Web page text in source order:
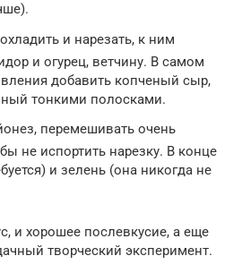
и нарезать, к ним
и огурец, ветчину. В самом
добавить копченый сыр,
тонкими полосками.
перемешивать очень
не испортить нарезку. В конце
и зелень (она никогда не
и хорошее послевкусие, а еще
творческий эксперимент.